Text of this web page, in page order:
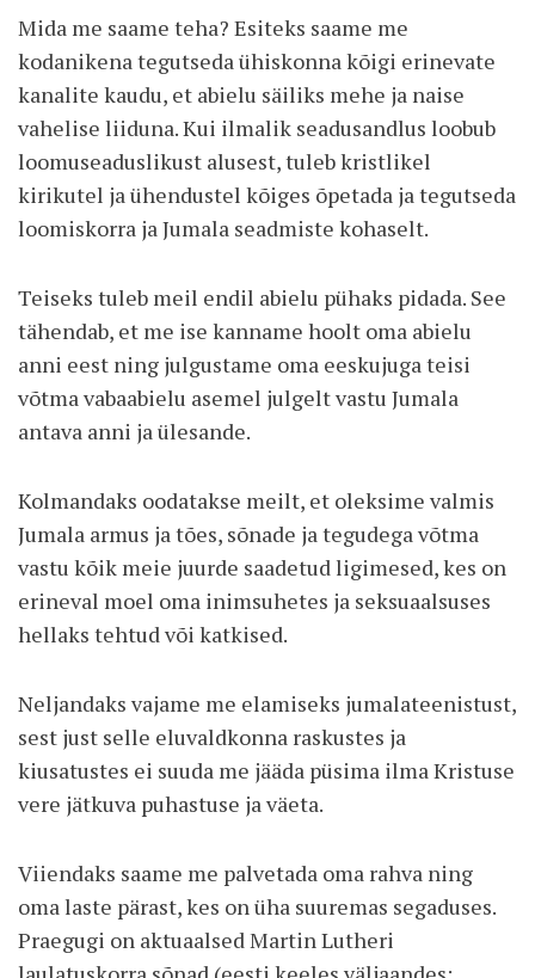
Mida me saame teha? Esiteks saame me
kodanikena tegutseda ühiskonna kõigi erinevate
kanalite kaudu, et abielu säiliks mehe ja naise
vahelise liiduna. Kui ilmalik seadusandlus loobub
loomuseaduslikust alusest, tuleb kristlikel
kirikutel ja ühendustel kõiges õpetada ja tegutseda
loomiskorra ja Jumala seadmiste kohaselt.
Teiseks tuleb meil endil abielu pühaks pidada. See
tähendab, et me ise kanname hoolt oma abielu
anni eest ning julgustame oma eeskujuga teisi
võtma vabaabielu asemel julgelt vastu Jumala
antava anni ja ülesande.
Kolmandaks oodatakse meilt, et oleksime valmis
Jumala armus ja tões, sõnade ja tegudega võtma
vastu kõik meie juurde saadetud ligimesed, kes on
erineval moel oma inimsuhetes ja seksuaalsuses
hellaks tehtud või katkised.
Neljandaks vajame me elamiseks jumalateenistust,
sest just selle eluvaldkonna raskustes ja
kiusatustes ei suuda me jääda püsima ilma Kristuse
vere jätkuva puhastuse ja väeta.
Viiendaks saame me palvetada oma rahva ning
oma laste pärast, kes on üha suuremas segaduses.
Praegugi on aktuaalsed Martin Lutheri